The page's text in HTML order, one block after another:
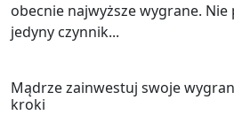
obecnie najwyższe wygrane.
jedyny czynnik...
Mądrze zainwestuj swoje
kroki